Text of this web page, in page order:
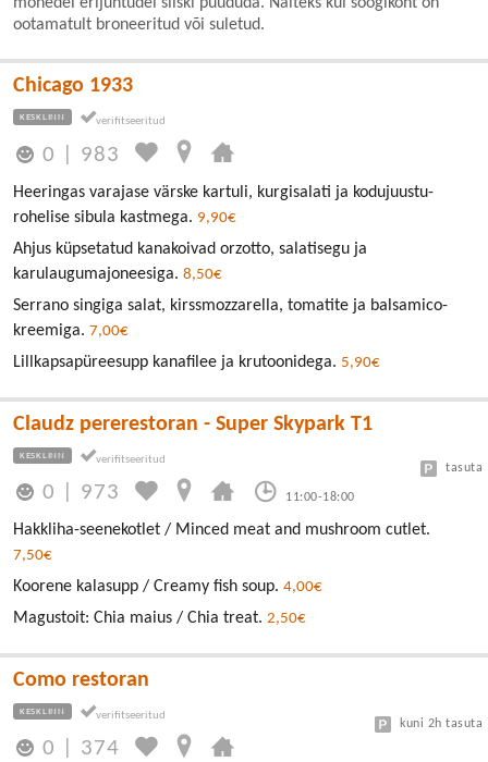
mõnedel erijuhtudel siiski puududa. Näiteks kui söögikoht on
ootamatult broneeritud või suletud.
Chicago 1933
KESKLINN
0 983
Heeringas varajase värske kartuli, kurgisalati ja kodujuustu-
rohelise sibula kastmega. 9,90€
Ahjus küpsetatud kanakoivad orzotto, salatisegu ja
karulaugumajoneesiga. 8,50€
Serrano singiga salat, kirssmozzarella, tomatite ja balsamico-
kreemiga. 7,00€
Lillkapsapüreesupp kanafilee ja krutoonidega. 5,90€
Claudz pererestoran - Super Skypark T1
KESKLINN
0 973 11:00-18:00
tasuta
Hakkliha-seenekotlet / Minced meat and mushroom cutlet.
7,50€
Koorene kalasupp / Creamy fish soup. 4,00€
Magustoit: Chia maius / Chia treat. 2,50€
Como restoran
KESKLINN
0 374
kuni 2h tasuta